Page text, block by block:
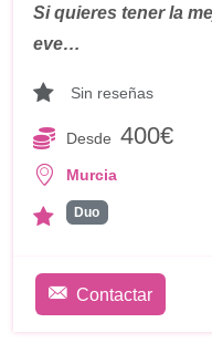
Si quieres tener la
eve…
Sin reseñas
Desde 400€
Murcia
Duo
Contactar